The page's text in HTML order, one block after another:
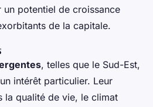
potentiel de croissance
de la capitale.
, telles que le Sud-Est,
intérêt particulier. Leur
la qualité de vie, le climat